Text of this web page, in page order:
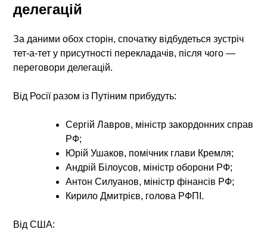
делегацій
За даними обох сторін, спочатку відбудеться зустріч
тет-а-тет у присутності перекладачів, після чого —
переговори делегацій.
Від Росії разом із Путіним прибудуть:
Сергій Лавров, міністр закордонних справ
РФ;
Юрій Ушаков, помічник глави Кремля;
Андрій Білоусов, міністр оборони РФ;
Антон Силуанов, міністр фінансів РФ;
Кирило Дмитрієв, голова РФПІ.
Від США: